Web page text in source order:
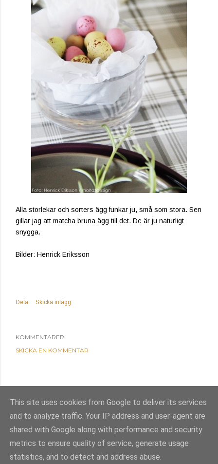
Alla storlekar och sorters ägg funkar ju, små som stora. Sen
gillar jag att matcha bruna ägg till det. De är ju naturligt
snygga.
Bilder: Henrick Eriksson
Dela Skicka inlägg
KOMMENTARER
SKICKA EN KOMMENTAR
Använder Blogger
This site uses cookies from Google to deliver its services
and to analyze traffic. Your IP address and user-agent are
shared with Google along with performance and security
metrics to ensure quality of service, generate usage
statistics, and to detect and address abuse.